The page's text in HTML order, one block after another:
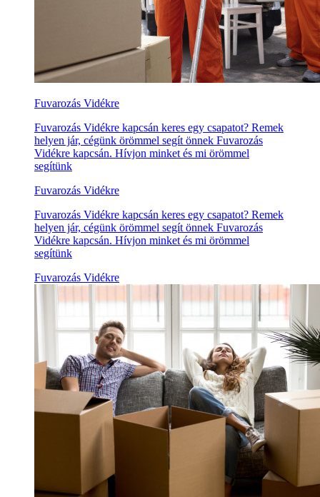
Fuvarozás Vidékre
Fuvarozás Vidékre kapcsán keres egy csapatot? Remek
helyen jár, cégünk örömmel segít önnek Fuvarozás
Vidékre kapcsán. Hívjon minket és mi örömmel
segítünk
Fuvarozás Vidékre
Fuvarozás Vidékre kapcsán keres egy csapatot? Remek
helyen jár, cégünk örömmel segít önnek Fuvarozás
Vidékre kapcsán. Hívjon minket és mi örömmel
segítünk
Fuvarozás Vidékre